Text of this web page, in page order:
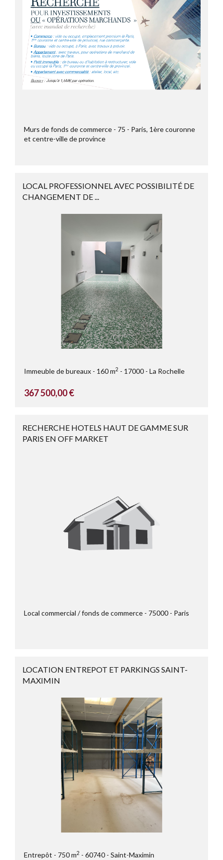
Murs de fonds de commerce 75
Paris, 1ère couronne
et centre-ville de province
LOCAL PROFESSIONNEL AVEC POSSIBILITÉ DE
CHANGEMENT DE ...
Immeuble de bureaux 160 m2 17000 La Rochelle
367 500,00 €
RECHERCHE HOTELS HAUT DE GAMME SUR
PARIS EN OFF MARKET
Local commercial / fonds de commerce 75000 Paris
LOCATION ENTREPOT ET PARKINGS SAINT-
MAXIMIN
Entrepôt 750 m2 60740 Saint-Maximin